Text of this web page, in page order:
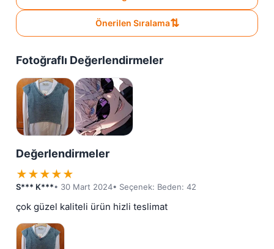
Önerilen Sıralama⇅
Fotoğraflı Değerlendirmeler
Değerlendirmeler
★★★★★
S*** K***• 30 Mart 2024• Seçenek: Beden: 42
çok güzel kaliteli ürün hizli teslimat